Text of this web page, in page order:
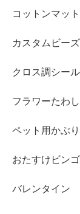
コットンマッ
カスタムビー
クロス調シー
フラワーたわし
ペット用かぶ
おたすけビン
バレンタイン